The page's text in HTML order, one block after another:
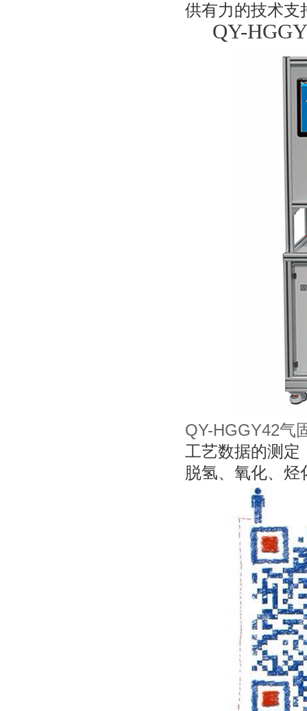
供有力的技术支
QY-
QY-HGGY42气
工艺数据的测定
脱氢、氧化、烃